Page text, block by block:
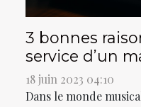
3 bonnes
service d’un
18 juin 2023 04:10
Dans le monde